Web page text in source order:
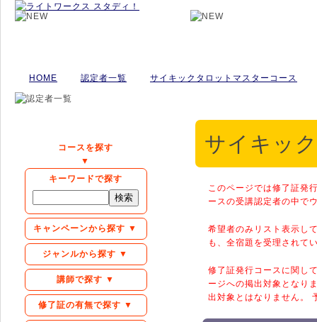
HOME 認定者一覧 サイキックタロットマスターコース
コースを探す
▼
キーワードで探す
キャンペーンから探す ▼
ジャンルから探す ▼
講師で探す ▼
修了証の有無で探す ▼
サイキッ
このページでは修了証発
ースの受講認定者の中で
希望者のみリスト表示し
も、全宿題を受理されて
修了証発行コースに関し
ージへの掲出対象となり
出対象とはなりません。